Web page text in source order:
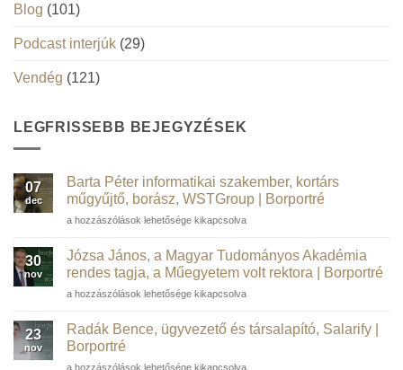
Blog (101)
Podcast interjúk (29)
Vendég (121)
LEGFRISSEBB BEJEGYZÉSEK
07
dec
Barta Péter informatikai szakember, kortárs
műgyűjtő, borász, WSTGroup | Borportré
Barta
informatikai
szakember,
kortárs
műgyűjtő,
WSTGroup |
Borportré
bejegyzéshez
a hozzászólások lehetősége kikapcsolva
30
nov
Józsa János, a Magyar Tudományos Akadémia
rendes tagja, a Műegyetem volt rektora | Borportré
Józsa
a
Magyar
Tudományos
a hozzászólások lehetősége kikapcsolva
23
nov
Radák Bence, ügyvezető és társalapító, Salarify |
Borportré
Radák
a hozzászólások lehetősége kikapcsolva